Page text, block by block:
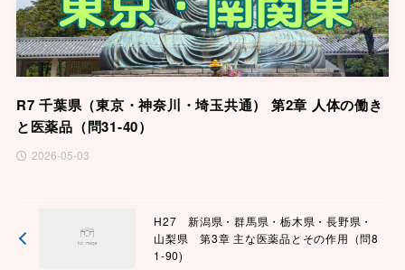
R7 千葉県（東京・神奈川・埼玉共通） 第2章 人体の働き
と医薬品（問31-40）
2026-05-03
H27 新潟県・群馬県・栃木県・長野県・
山梨県 第3章 主な医薬品とその作用（問8
1-90)